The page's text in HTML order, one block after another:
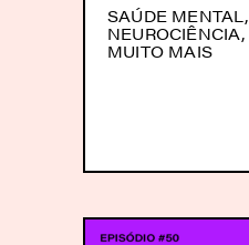
SAÚDE
MUITO MAIS